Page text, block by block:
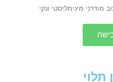
מודרני מינימליסטי ונקי
תלוי